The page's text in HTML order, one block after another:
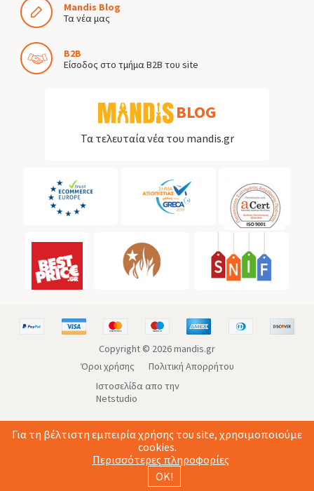
Mandis Blog
Τα νέα μας
B2B
Είσοδος στο τμήμα B2B του site
BLOG
Τα τελευταία νέα του mandis.gr
Copyright © 2026mandis.gr
Όροι χρήσης
Πολιτική Απορρήτου
Ιστοσελίδα απο την
Netstudio
Για τη βέλτιστη εμπειρία χρήσης του site, χρησιμοποιούμε
cookies.
Περισσότερες πληροφορίες
ΟΚ!